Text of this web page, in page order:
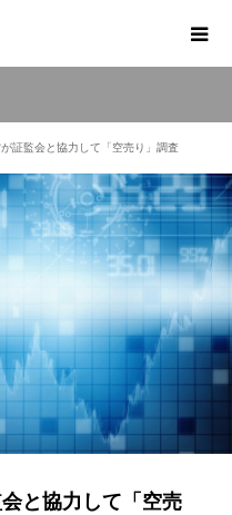
証監会と協力して「空売り」調査
と協力して「空売